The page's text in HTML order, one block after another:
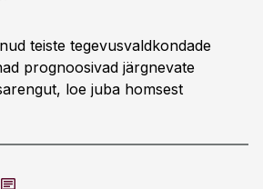
teiste tegevusvaldkondade
prognoosivad järgnevate
loe juba homsest